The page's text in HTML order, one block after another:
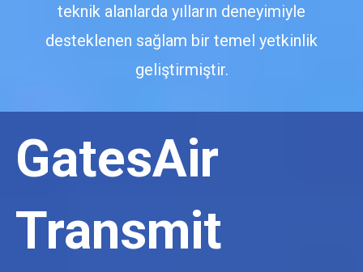
teknik alanlarda yılların deneyimiyle
desteklenen sağlam bir temel yetkinlik
geliştirmiştir.
GatesAir
Transmit